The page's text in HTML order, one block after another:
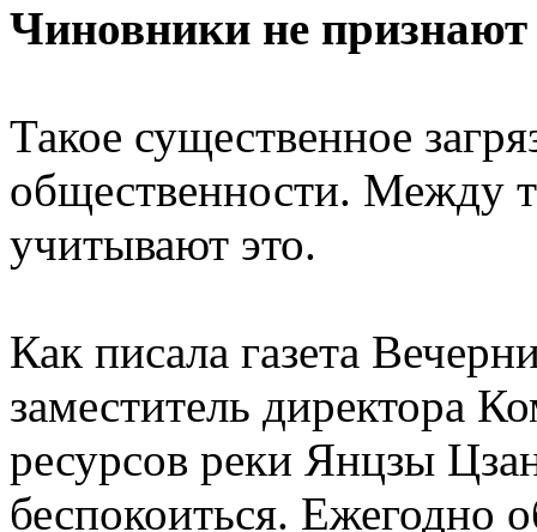
Чиновники не
Такое существенное
общественности. Между
учитывают это.
Как писала газета
заместитель директора
ресурсов реки Янцзы
беспокоиться. Ежегодно